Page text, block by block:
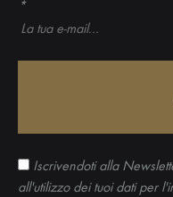
*
Iscrivendoti alla
all'utilizzo dei tuoi dati per